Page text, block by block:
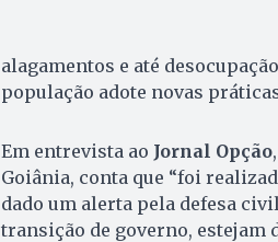
alagamentos e até
população adote novas
Em entrevista ao Jornal Opção
Goiânia, conta que “foi
dado um alerta pela defesa
transição de governo, estejam